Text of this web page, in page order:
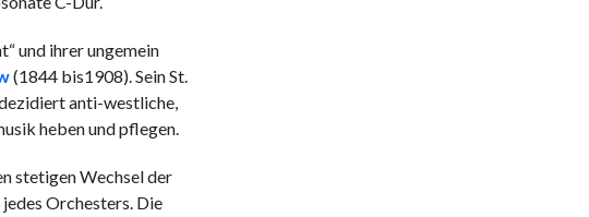
und ihrer ungemein
(1844 bis1908). Sein St.
anti-westliche,
heben und pflegen.
stetigen Wechsel der
Orchesters. Die